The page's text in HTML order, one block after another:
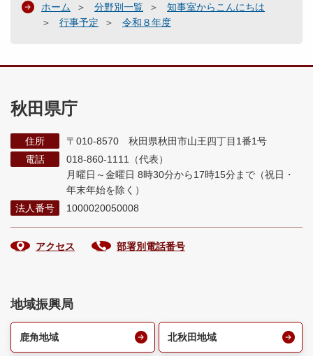
ホーム 分野別一覧
知事室からこんにちは
行事予定
令和８年度
秋田県庁
住所
〒010-8570 秋田県秋田市山王四丁目1番1号
電話
018-860-1111（代表）
月曜日～金曜日 8時30分から17時15分まで （祝日・
年末年始を除く）
法人番号
1000020050008
アクセス 部署別電話番号
地域振興局
鹿角地域 北秋田地域